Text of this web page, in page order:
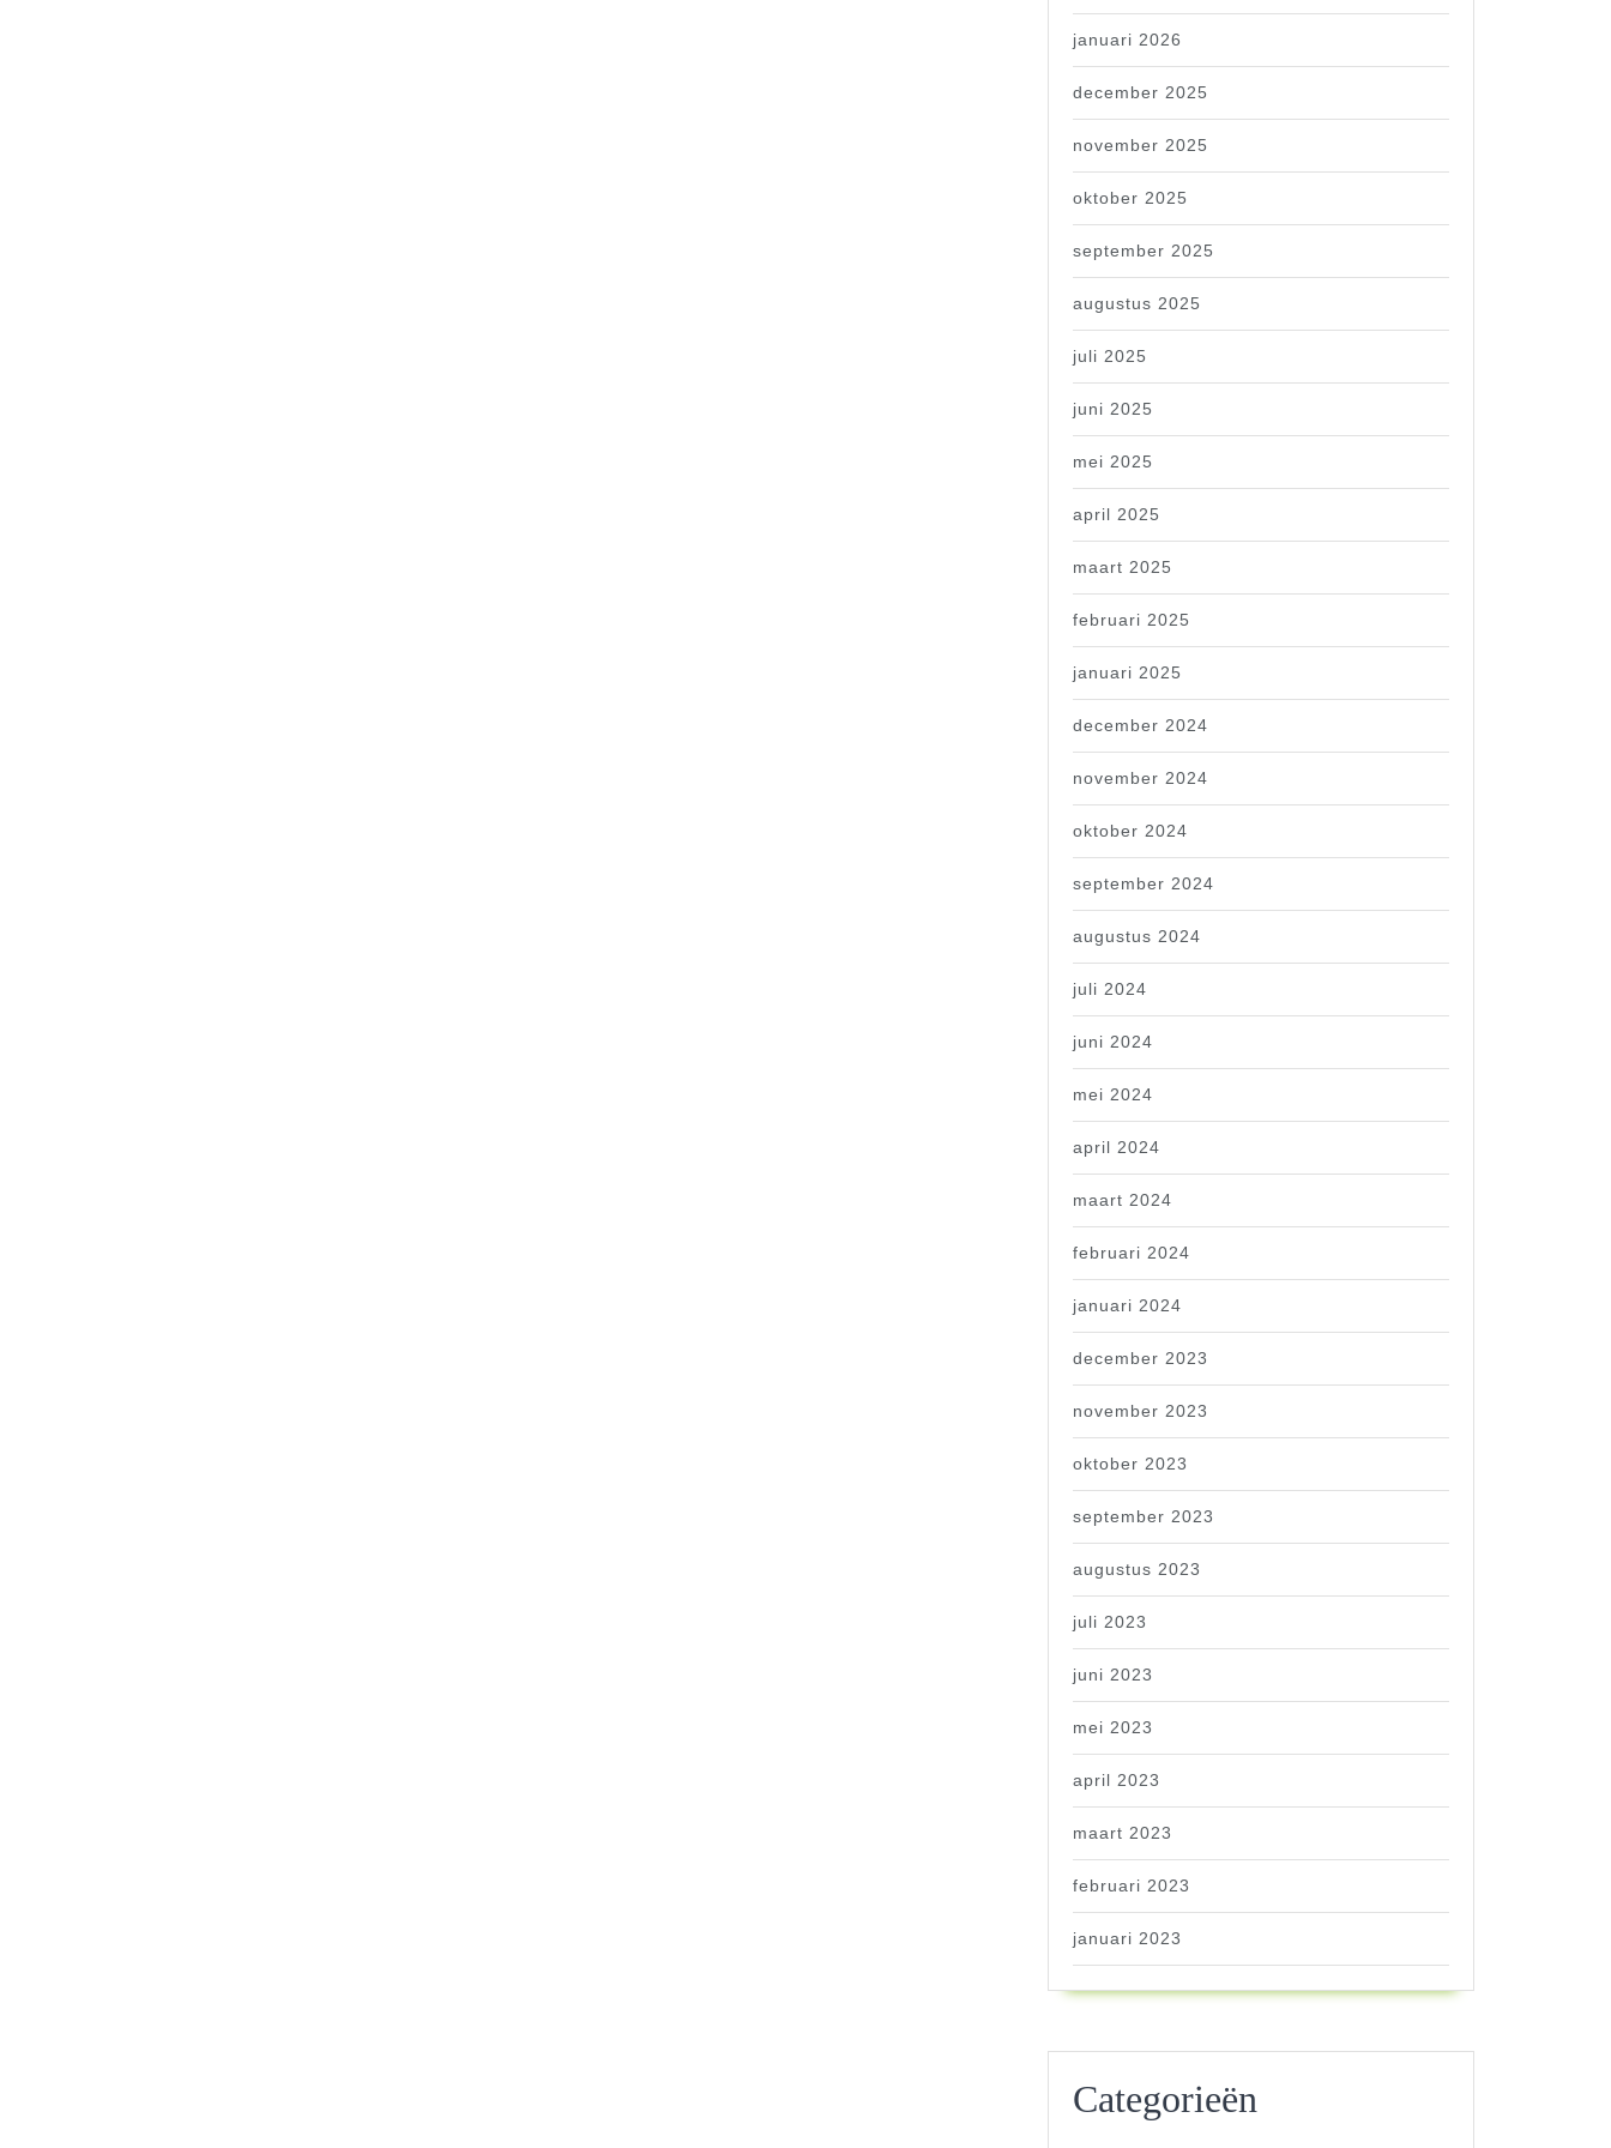
januari 2026
december 2025
november 2025
oktober 2025
september 2025
augustus 2025
juli 2025
juni 2025
mei 2025
april 2025
maart 2025
februari 2025
januari 2025
december 2024
november 2024
oktober 2024
september 2024
augustus 2024
juli 2024
juni 2024
mei 2024
april 2024
maart 2024
februari 2024
januari 2024
december 2023
november 2023
oktober 2023
september 2023
augustus 2023
juli 2023
juni 2023
mei 2023
april 2023
maart 2023
februari 2023
januari 2023
Categorieën